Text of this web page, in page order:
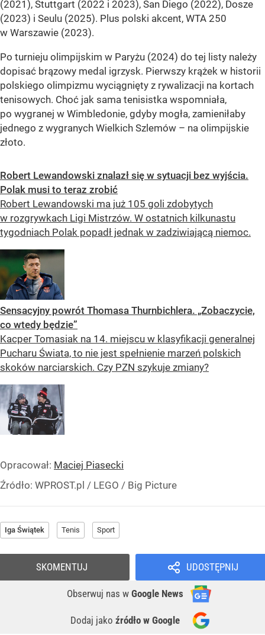
(2021), Stuttgart (2022 i 2023), San Diego (2022), Dosze
(2023) i Seulu (2025). Plus polski akcent, WTA 250
w Warszawie (2023).
Po turnieju olimpijskim w Paryżu (2024) do tej listy należy
dopisać brązowy medal igrzysk. Pierwszy krążek w historii
polskiego olimpizmu wyciągnięty z rywalizacji na kortach
tenisowych. Choć jak sama tenisistka wspomniała,
po wygranej w Wimbledonie, gdyby mogła, zamieniłaby
jednego z wygranych Wielkich Szlemów – na olimpijskie
złoto.
Robert Lewandowski znalazł się w sytuacji bez wyjścia.
Polak musi to teraz zrobić
Robert Lewandowski ma już 105 goli zdobytych
w rozgrywkach Ligi Mistrzów. W ostatnich kilkunastu
tygodniach Polak popadł jednak w zadziwiającą niemoc.
Sensacyjny powrót Thomasa Thurnbichlera. „Zobaczycie,
co wtedy będzie”
Kacper Tomasiak na 14. miejscu w klasyfikacji generalnej
Pucharu Świata, to nie jest spełnienie marzeń polskich
skoków narciarskich. Czy PZN szykuje zmiany?
Opracował: Maciej Piasecki
Źródło: WPROST.pl / LEGO / Big Picture
Iga Świątek Tenis Sport
UDOSTĘPNIJ
Obserwuj nas w Google News
Dodaj jako źródło w Google
SKOMENTUJ